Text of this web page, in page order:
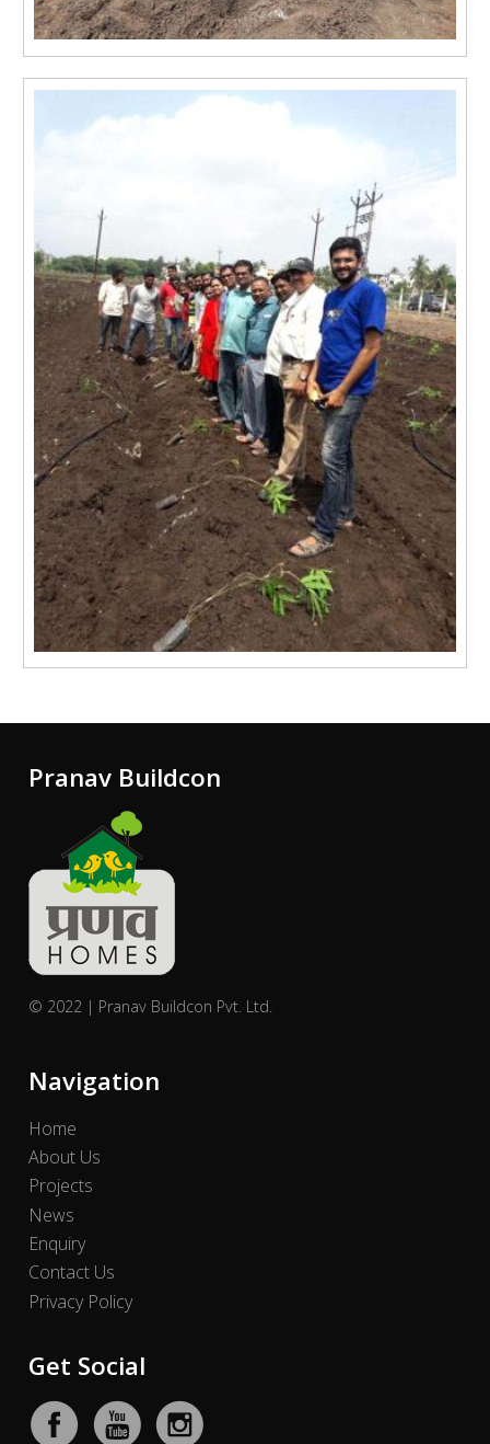
Pranav Buildcon
© 2022 | Pranav Buildcon Pvt. Ltd.
Navigation
Home
About Us
Projects
News
Enquiry
Contact Us
Privacy Policy
Get Social